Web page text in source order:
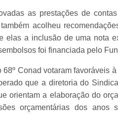
as prestações de
acolheu
elas a inclusão de uma nota
foi financiada pelo
Conad votaram favoráveis
que a diretoria do
orientam a elaboração do
orçamentárias dos anos